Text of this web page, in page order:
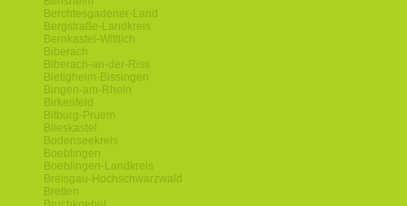
Berchtesgadener-Land
Bergstraße-Landkreis
Bernkastel-Wittlich
Biberach
Biberach-an-der-Riss
Bietigheim-Bissingen
Bingen-am-Rhein
Birkenfeld
Bitburg-Pruem
Blieskastel
Bodenseekreis
Boeblingen
Boeblingen-Landkreis
Breisgau-Hochschwarzwald
Bretten